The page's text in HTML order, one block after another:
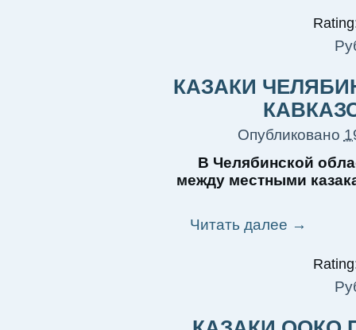
КАЗАКИ
Опубликовано
В Челябинской
между местными
Читать далее →